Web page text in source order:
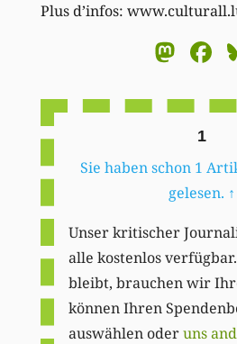
Plus d’infos:
1
Sie haben schon 1
gelesen. ↑
Unser kritischer
alle kostenlos
bleibt, brauchen wir
können Ihren
auswählen oderuns